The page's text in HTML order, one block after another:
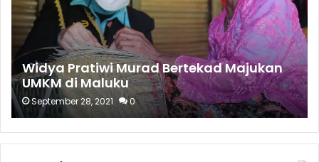
Widya Pratiwi Murad Bertekad Majukan
UMKM di Maluku
September 28, 2021 0